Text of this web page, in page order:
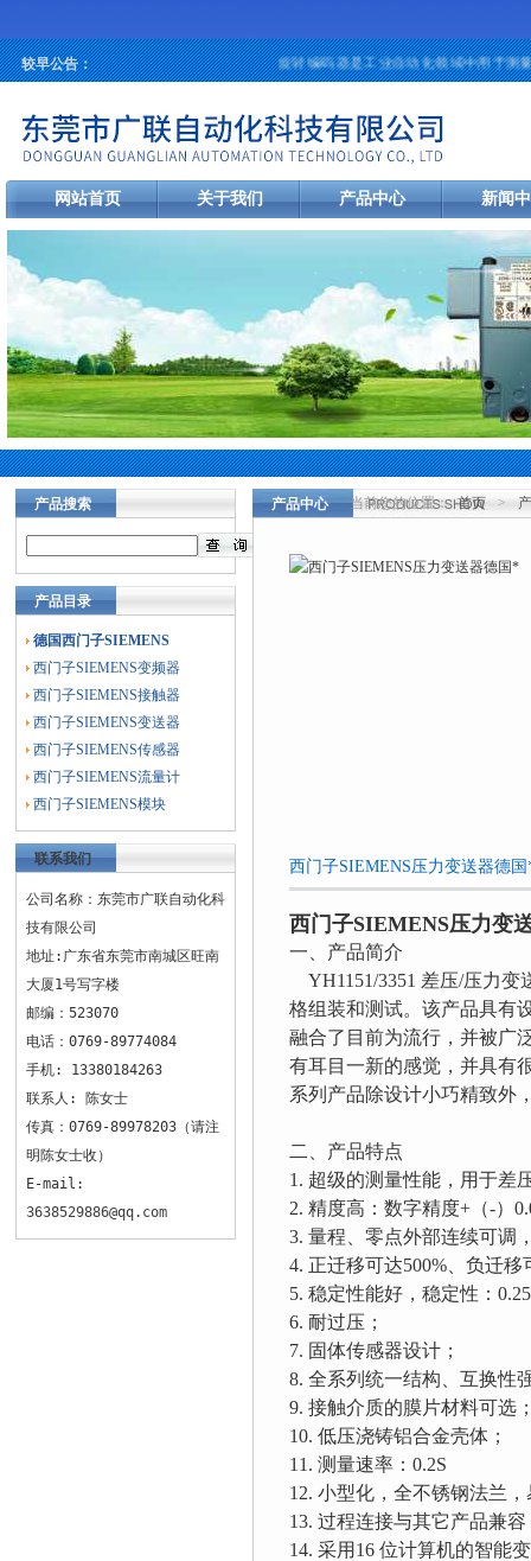
较早公告： 旋转编码器是工业自动化领域中用于测量
网站首页 关于我们 产品中心 新闻
产品搜索
产品目录
德国西门子SIEMENS
西门子SIEMENS变频器
西门子SIEMENS接触器
西门子SIEMENS变送器
西门子SIEMENS传感器
西门子SIEMENS流量计
西门子SIEMENS模块
联系我们
公司名称：东莞市广联自动化科
技有限公司
地址:广东省东莞市南城区旺南
大厦1号写字楼
邮编：523070
电话：0769-89774084
手机: 13380184263
联系人: 陈女士
传真：0769-89978203（请注
明陈女士收）
E-mail:
3638529886@qq.com
产品中心 当前您的位置： 首页 >
西门子SIEMENS压力变送器德
西门子SIEMENS压力变
一、产品简介
YH1151/3351 差压/压力变
格组装和测试。该产品具有
融合了目前为流行，并被广
有耳目一新的感觉，并具有
系列产品除设计小巧精致外
二、产品特点
1. 超级的测量性能，用于差
2. 精度高：数字精度+（-）
3. 量程、零点外部连续可调
4. 正迁移可达500%、负迁移
5. 稳定性能好，稳定性：
6. 耐过压；
7. 固体传感器设计；
8. 全系列统一结构、互换性
9. 接触介质的膜片材料可选
10. 低压浇铸铝合金壳体；
11. 测量速率：0.2S
12. 小型化，全不锈钢法兰
13. 过程连接与其它产品兼
14. 采用16 位计算机的智能